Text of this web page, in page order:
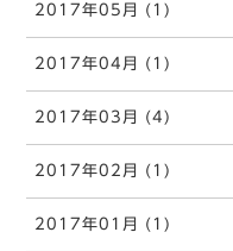
2017年05月 (1)
2017年04月 (1)
2017年03月 (4)
2017年02月 (1)
2017年01月 (1)